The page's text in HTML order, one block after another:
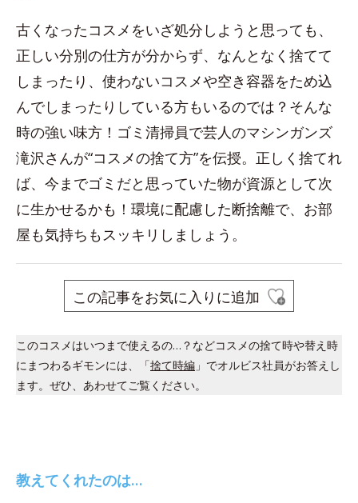
古くなったコスメをいざ処分しようと思っても、
正しい分別の仕方が分からず、なんとなく捨てて
しまったり、使わないコスメや空き容器をため込
んでしまったりしている方もいるのでは？そんな
時の強い味方！ゴミ清掃員で芸人のマシンガンズ
滝沢さんが“コスメの捨て方”を伝授。正しく捨てれ
ば、今までゴミだと思っていた物が資源として次
に生かせるかも！環境に配慮した断捨離で、お部
屋も気持ちもスッキリしましょう。
この記事をお気に入りに追加
このコスメはいつまで使えるの…？などコスメの捨て時や替え時
にまつわるギモンには、「捨て時編 」でオルビス社員がお答えし
ます。ぜひ、あわせてご覧ください。
教えてくれたのは…